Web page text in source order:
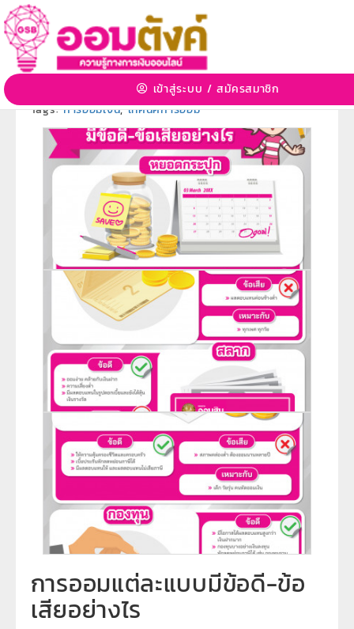
เข้าสู่ระบบ /สมัครสมาชิก
การออมแต่ละแบบมีข้อดี-ข้อเสียอย่างไร
28 ต.ค. 2563 11:20:23 | 29636 View
หมวดหมู่ย่อย:-
Tags:การออมเงิน,เทคนิคการออม
การออมแต่ละแบบมีข้อดี-ข้อ
เสียอย่างไร